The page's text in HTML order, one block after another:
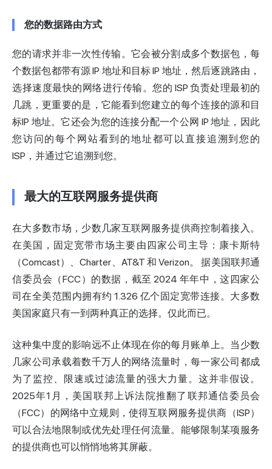
您的数据路由方式
您的请求并非一次性传输。它会被分割成多个数据包，每
个数据包都带有源 IP 地址和目标 IP 地址，然后逐跳路由，
选择速度最快的网络进行传输。您的 ISP 负责处理最初的
几跳，更重要的是，它能看到您建立的每个连接的源和目
标IP 地址。它还会为您的连接分配一个公网 IP 地址 ，因此
您访问的每个网站看到的地址都可以直接追溯到您的
ISP，并通过它追溯到您。
最大的互联网服务提供商
在大多数市场，少数几家互联网服务提供商控制着接入。
在美国，固定宽带市场主要由四家公司主导：康卡斯特
（Comcast）、Charter、AT&T 和 Verizon。据美国联邦通
信委员会（FCC）的数据 ，截至 2024 年年中，这四家公
司在全美范围内拥有约 1.326 亿个固定宽带连接。大多数
美国家庭只有一到两种真正的选择。仅此而已。
这种集中度的影响远不止体现在你的每月账单上。当少数
几家公司承载着数千万人的网络流量时，每一家公司都成
为了监控、限速或过滤流量的强大力量。这并非假设。
2025年1月，美国联邦上诉法院推翻了联邦通信委员会
（FCC）的网络中立规则，使得互联网服务提供商（ISP）
可以合法地限制或优先处理任何流量。能够限制某项服务
的提供商也可以悄悄地将其屏蔽。